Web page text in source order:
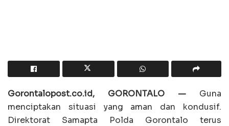
Gorontalopost.co.id, GORONTALO — Guna
menciptakan situasi yang aman dan kondusif.
Direktorat Samapta Polda Gorontalo terus